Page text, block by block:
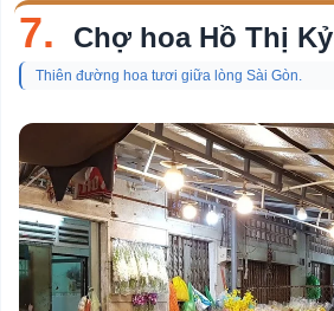
7. Chợ hoa Hồ Thị Kỷ
Thiên đường hoa tươi giữa lòng Sài Gòn.